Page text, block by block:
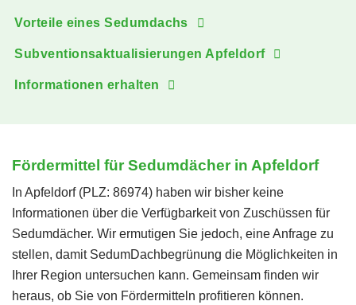
Vorteile eines Sedumdachs
Subventionsaktualisierungen Apfeldorf
Informationen erhalten
Fördermittel für Sedumdächer in Apfeldorf
In Apfeldorf (PLZ: 86974) haben wir bisher keine
Informationen über die Verfügbarkeit von Zuschüssen für
Sedumdächer. Wir ermutigen Sie jedoch, eine Anfrage zu
stellen, damit SedumDachbegrünung die Möglichkeiten in
Ihrer Region untersuchen kann. Gemeinsam finden wir
heraus, ob Sie von Fördermitteln profitieren können.